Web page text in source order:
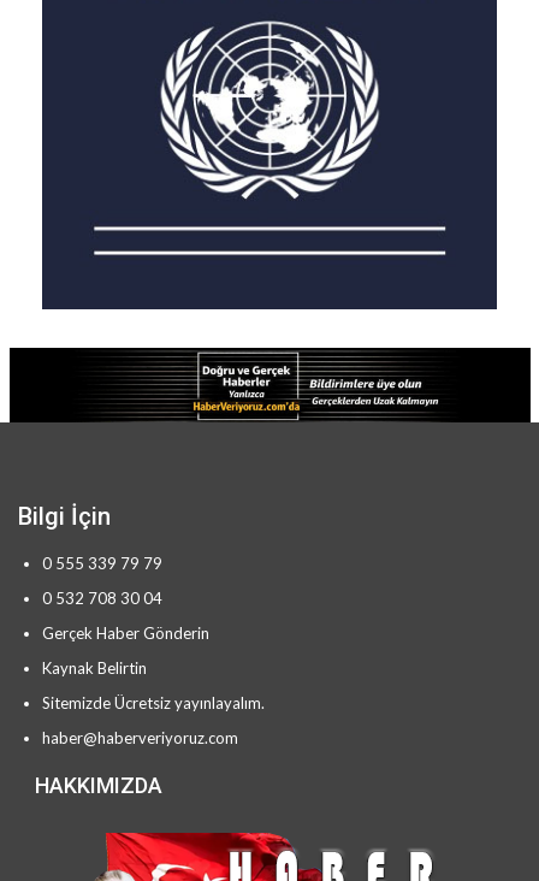
Bilgi İçin
0 555 339 79 79
0 532 708 30 04
Gerçek Haber Gönderin
Kaynak Belirtin
Sitemizde Ücretsiz yayınlayalım.
haber@haberveriyoruz.com
HAKKIMIZDA